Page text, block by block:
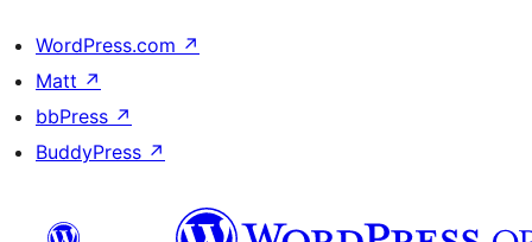
WordPress.com ↗
Matt ↗
bbPress ↗
BuddyPress ↗